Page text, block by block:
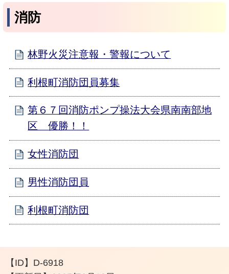
消防
林野火災注意報・警報について
利根町消防団員募集
第６７回消防ポンプ操法大会県南南部地
区 優勝！！
女性消防団
男性消防団員
利根町消防団
【ID】 D-6918